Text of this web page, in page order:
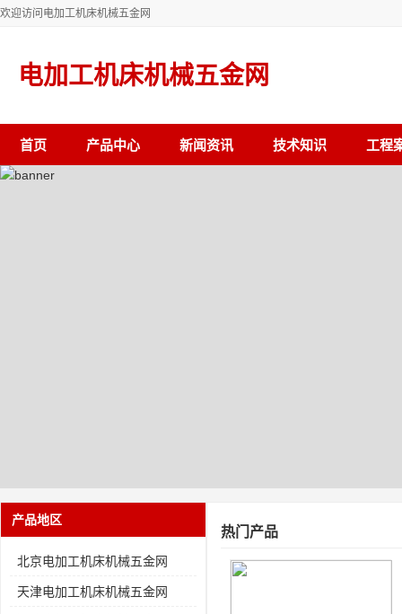
欢迎访问电加工机床机械五金网
电加工机床机械五金网
首页 产品中心 新闻资讯 技术知识 工程
产品地区
北京电加工机床机械五金网
天津电加工机床机械五金网
热门产品